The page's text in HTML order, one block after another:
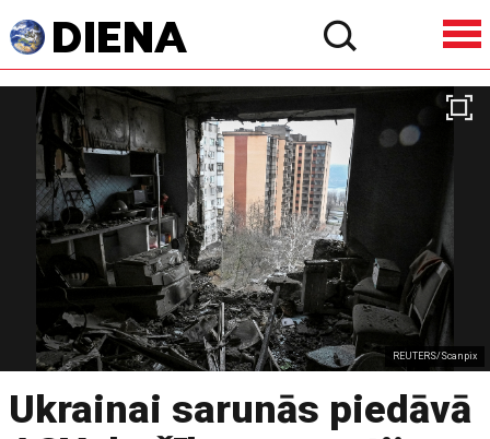
REUTERS/Scanpix
Ukrainai sarunās piedāvā